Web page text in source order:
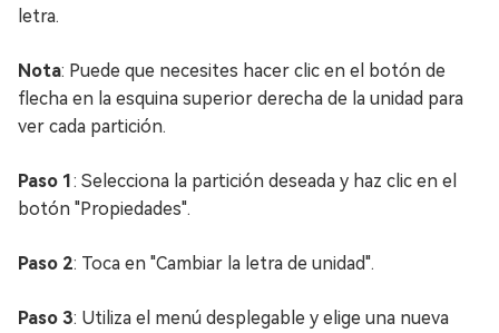
letra.
Nota: Puede que necesites hacer clic en el botón de
flecha en la esquina superior derecha de la unidad para
ver cada partición.
Paso 1: Selecciona la partición deseada y haz clic en el
botón "Propiedades".
Paso 2: Toca en "Cambiar la letra de unidad".
Paso 3: Utiliza el menú desplegable y elige una nueva